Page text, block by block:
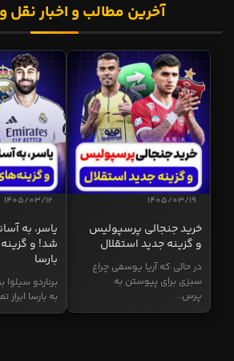
آخرین مطالب و اخبار نقل و
1405/03/19
خرید جنجالی پرسپولیس
و گزینه جدید استقلال
در حالی که آریا یوسفی چراغ
سبزی برای پیوستن به
پرس...
1405/03/12
یاسر، به
شد! و
بارسا
برناردو
به بارسا ابراز